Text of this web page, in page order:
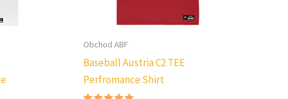
Obchod ABF
Baseball Austria C2 TEE
Perfromance Shirt